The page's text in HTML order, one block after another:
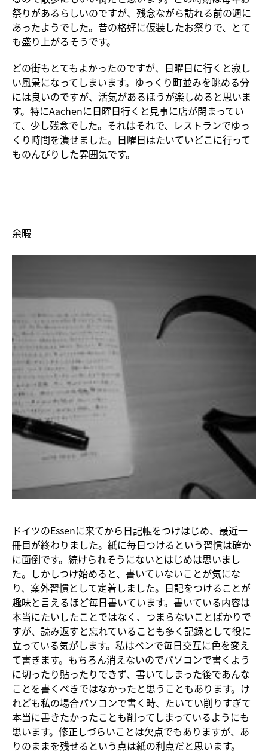
祭りがあるらしいのですが、残念ながら訪れる前の週に
あったようでした。昔の格好に仮装したお祭りで、とて
も盛り上がるそうです。
どの街もとてもよかったのですが、日曜日に行くと寂し
い風景になってしまいます。ゆっくり町並みを眺める分
には良いのですが、活気があるほうが楽しめると思いま
す。特にAachenに日曜日行くと見事に店が閉まってい
て、少し残念でした。それはそれで、レストランでゆっ
くり時間を潰せました。日曜日はたいていどこに行って
ものんびりした雰囲気です。
余暇
ドイツのEssenに来てから日記帳をつけはじめ、最近一
冊目が終わりました。紙に毎日つけるという習慣は確か
に面倒です。続けられそうにないとはじめは思いまし
た。しかしつけ始めると、書いていないことが気にな
り、案外習慣として定着しました。日記をつけることが
趣味と言えるほど毎日書いています。書いている内容は
本当にたいしたことではなく、つまらないことばかりで
すが、読み返すと忘れていることも多く記録として役に
立っている気がします。私はペンで毎日交互に色を変え
て書きます。もちろん消えないのでパソコンで書くよう
に切ったり貼ったりできず、書いてしまった後であんな
ことを書くべきではなかったと思うこともあります。け
れども私の場合パソコンで書く時、たいてい削りすぎて
本当に書きたかったことも削ってしまっているようにも
思います。修正しづらいことは欠点でもありますが、あ
りのままを残せるという点は紙の利点だと思います。